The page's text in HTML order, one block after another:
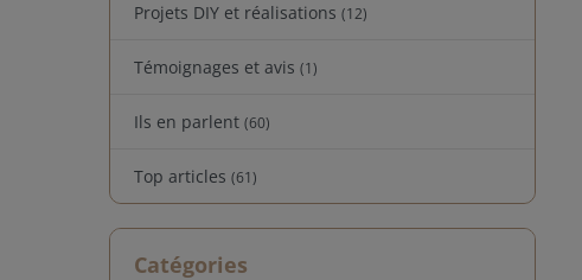
Projets DIY et réalisations (12)
Témoignages et avis (1)
Ils en parlent (60)
Top articles (61)
Catégories